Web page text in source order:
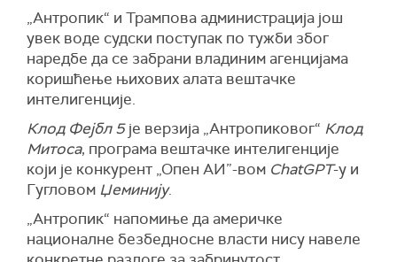
„Антропик“ и Трампова администрација још
увек воде судски поступак по тужби због
наредбе да се забрани владиним агенцијама
коришћење њихових алата вештачке
интелигенције.
Клод Фејбл 5је верзија „Антропиковог“ Клод
Митоса, програма вештачке интелигенције
који је конкурент „Опен АИ”-вом ChatGPT-у и
Гугловом Џеминију.
„Антропик“ напомиње да америчке
националне безбедносне власти нису навеле